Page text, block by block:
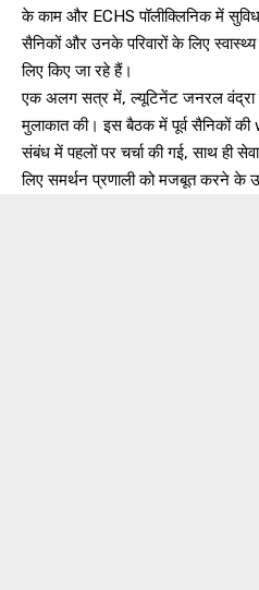
के काम और ECHS पॉलीक्लिनिक में
सैनिकों और उनके परिवारों के लिए
लिए किए जा रहे हैं।
एक अलग सत्र में, ल्यूटिनेंट जनरल वंद्रा
मुलाकात की। इस बैठक में पूर्व सैनिकों
संबंध में पहलों पर चर्चा की गई, साथ ही
लिए समर्थन प्रणाली को मजबूत करने के